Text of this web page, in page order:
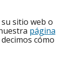
sitio web o
página
decimos cómo